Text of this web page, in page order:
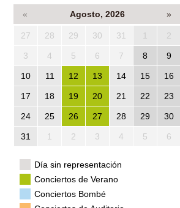
« Agosto, 2026 »
27 28 29 30 31 1 2
3 4 5 6 7 8 9
10 11 12 13 14 15 16
17 18 19 20 21 22 23
24 25 26 27 28 29 30
31 1 2 3 4 5 6
Día sin representación
Conciertos de Verano
Conciertos Bombé